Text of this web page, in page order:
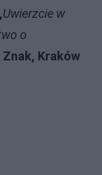
Uwierzcie w
o
Znak, Kraków